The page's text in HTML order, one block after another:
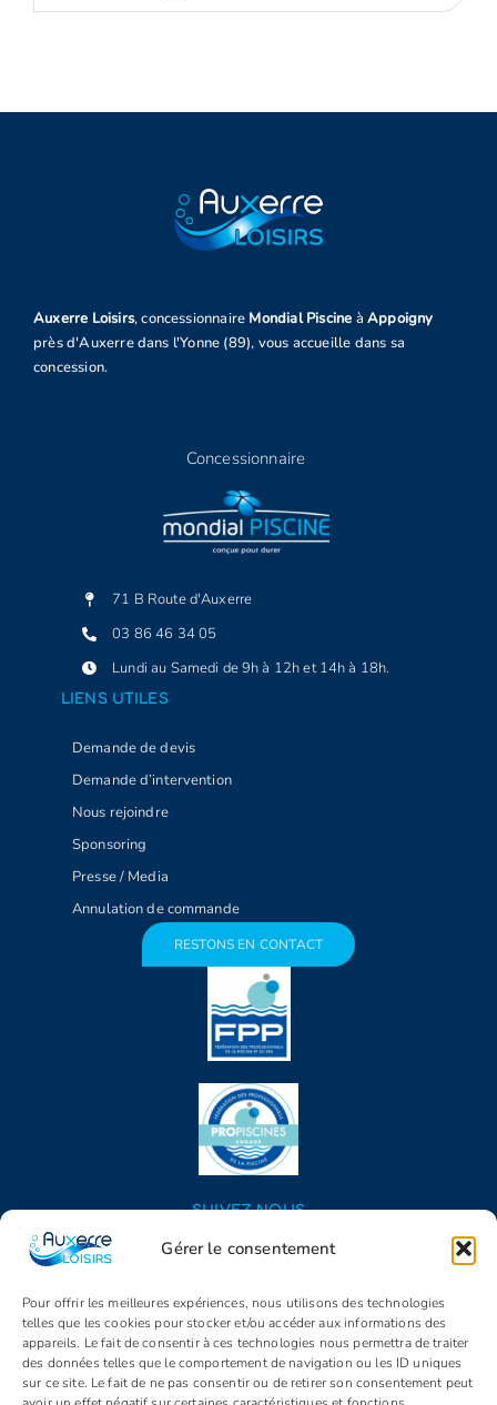
Gérer le consentement
Pour offrir les meilleures expériences, nous utilisons des technologies
telles que les cookies pour stocker et/ou accéder aux informations des
appareils. Le fait de consentir à ces technologies nous permettra de traiter
des données telles que le comportement de navigation ou les ID uniques
sur ce site. Le fait de ne pas consentir ou de retirer son consentement peut
Auxerre Loisirs, concessionnaire Mondial Piscine à Appoigny
près d'Auxerre dans l'Yonne (89), vous accueille dans sa
concession.
Concessionnaire
71 B Route d'Auxerre
03 86 46 34 05
Lundi au Samedi de 9h à 12h et 14h à 18h.
LIENS UTILES
Demande de devis
Demande d’intervention
Nous rejoindre
Sponsoring
Presse / Media
Annulation de commande
RESTONS EN CONTACT
SUIVEZ NOUS